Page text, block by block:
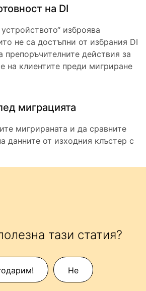
на DI
изброява
не са достъпни от избрания DI
препоръчителните действия за
на клиентите преди мигриране
миграцията
мигрираната и да сравните
данните от изходния клъстер с
тази статия?
Не